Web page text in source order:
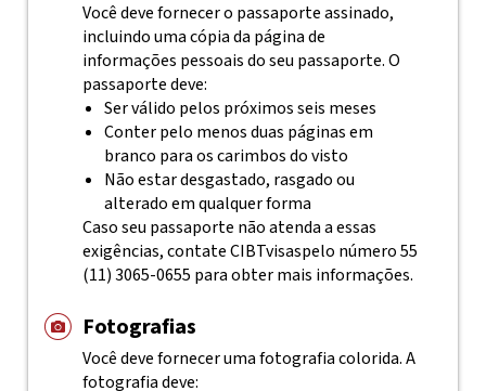
Você deve fornecer o passaporte assinado,
incluindo uma cópia da página de
informações pessoais do seu passaporte. O
passaporte deve:
Ser válido pelos próximos seis meses
Conter pelo menos duas páginas em
branco para os carimbos do visto
Não estar desgastado, rasgado ou
alterado em qualquer forma
Caso seu passaporte não atenda a essas
exigências, contateCIBTvisaspelo número 55
(11) 3065-0655 para obter mais informações.
Fotografias
Você deve fornecer uma fotografia colorida. A
fotografia deve: